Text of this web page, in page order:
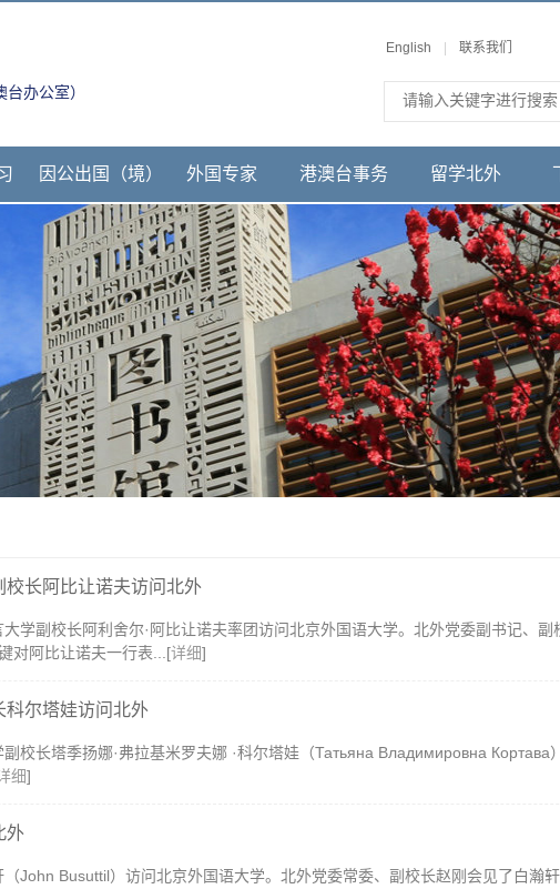
台办公室）
English 联系我们
因公出国（境） 外国专家 港澳台事务 留学北外
长阿比让诺夫访问北外
学副校长阿利舍尔·阿比让诺夫率团访问北京外国语大学。北外党委副书记、副
对阿比让诺夫一行表...[详细]
科尔塔娃访问北外
校长塔季扬娜·弗拉基米罗夫娜 ·科尔塔娃（Татьяна Владимировна Кортава
细]
外
John Busuttil）访问北京外国语大学。北外党委常委、副校长赵刚会见了白瀚